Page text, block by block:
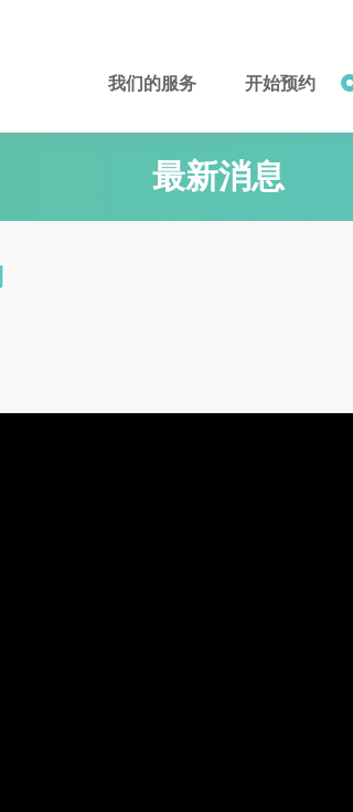
我们的服务 开始预约
最新消息